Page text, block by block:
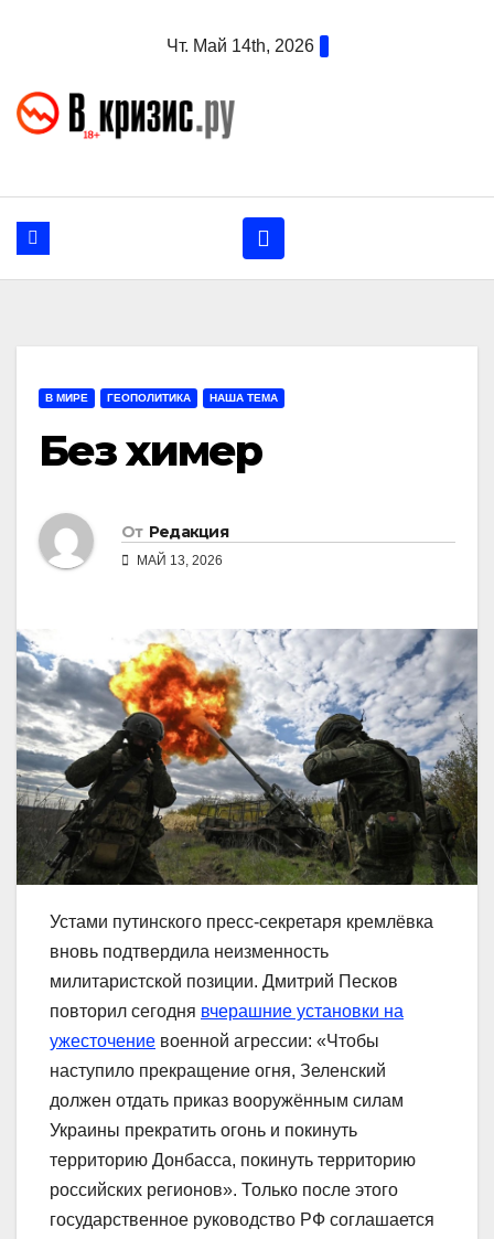
Чт. Май 14th, 2026
В МИРЕ ГЕОПОЛИТИКА НАША ТЕМА
Без химер
От Редакция
МАЙ 13, 2026
Устами путинского пресс-секретаря кремлёвка
вновь подтвердила неизменность
милитаристской позиции. Дмитрий Песков
повторил сегодня вчерашние установки на
ужесточение военной агрессии: «Чтобы
наступило прекращение огня, Зеленский
должен отдать приказ вооружённым силам
Украины прекратить огонь и покинуть
территорию Донбасса, покинуть территорию
российских регионов». Только после этого
государственное руководство РФ соглашается